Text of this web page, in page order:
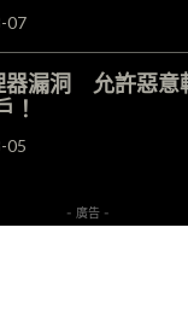
07
器漏洞 允許惡意
！
05
- 廣告 -